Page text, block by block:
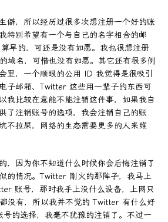
僻，所以经历过很多次想注册一个好的账
特别希望有一个与自己的名字相合的邮
早的，可还是没有如愿。我也很想注册
域名，可惜也没有如愿。其它还有很多例
里，一个顺眼的公用 ID 我觉得是很吸引
子邮箱、Twitter 这些用一辈子的东西可
我比较在意能不能注销这件事，如果我自
了注销账号的选项，我会注销自己的账
不拉屎，网络的生态需要更多的人来维
，因为你不知道什么时候你会后悔注销了
的情况。Twitter 刚火的那阵子，我马上
账号，那时我手上没什么设备，上网只
没有，所以我并不觉的 Twitter 有什么好
的选择，我毫不犹豫的注销了。不过一